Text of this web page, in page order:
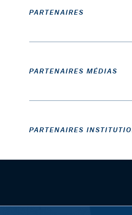
PARTENAIRES
PARTENAIRES MÉDIAS
PARTENAIRES